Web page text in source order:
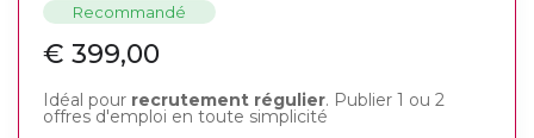
Recommandé
€ 399,00
Idéal pour recrutement régulier. Publier 1 ou 2
offres d'emploi en toute simplicité